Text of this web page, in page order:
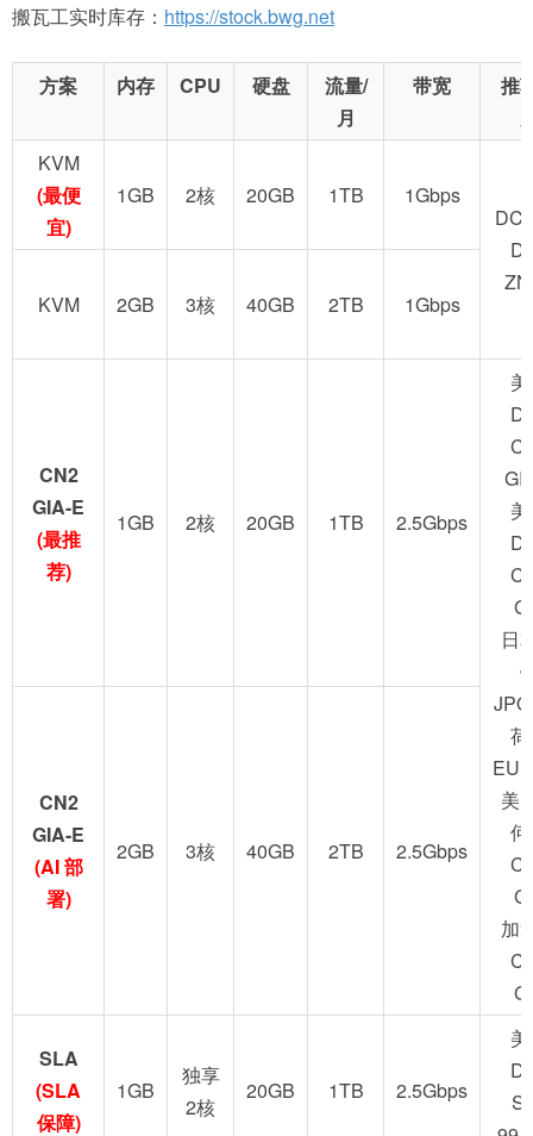
搬瓦工实时库存： https://stock.bwg.net
方案 内存 CPU 硬盘
流量/
月
带宽
推
KVM
(最便
宜)
1GB 2核 20GB 1TB
1Gbps
KVM
2GB 3核 40GB 2TB 1Gbps
CN2
GIA-E
(最推
荐)
1GB 2核 20GB 1TB 2.5Gbps
日
美
加
CN2
GIA-E
(AI 部
署)
2GB 3核 40GB 2TB 2.5Gbps
SLA
(SLA
保障)
1GB
独享
2核
20GB 1TB 2.5Gbps